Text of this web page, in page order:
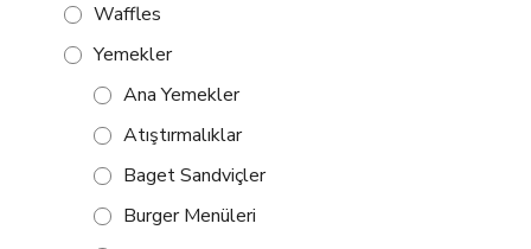
Waffles
Yemekler
Ana Yemekler
Atıştırmalıklar
Baget Sandviçler
Burger Menüleri